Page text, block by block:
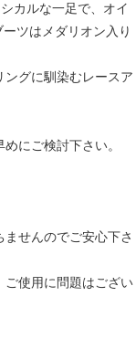
カルな一足で、オイ
ツはメダリオン入り
ングに馴染むレースア
にご検討下さい。
せんのでご安心下さ
ご使用に問題はござい